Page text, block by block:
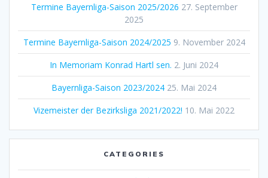
Termine Bayernliga-Saison 2025/2026 27. September
2025
Termine Bayernliga-Saison 2024/2025 9. November 2024
In Memoriam Konrad Hartl sen. 2. Juni 2024
Bayernliga-Saison 2023/2024 25. Mai 2024
Vizemeister der Bezirksliga 2021/2022! 10. Mai 2022
CATEGORIES